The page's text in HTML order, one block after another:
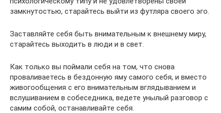
замкнутостью, старайтесь выйти из футляра своего эго.
Заставляйте себя быть внимательным к внешнему миру,
старайтесь выходить в люди и в свет.
Как только вы поймали себя на том, что снова
проваливаетесь в бездонную яму самого себя, и вместо
живогообщения с его внимательным вглядыванием и
вслушиванием в собеседника, ведете унылый разговор с
самим собой, останавливайте себя.